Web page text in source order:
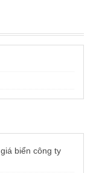
biển công ty